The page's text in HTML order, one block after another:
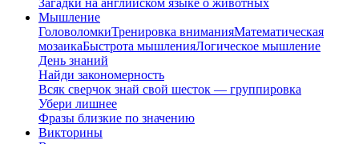
Загадки на английском языке о животных
Мышление
ГоловоломкиТренировка вниманияМатематическая
мозаикаБыстрота мышленияЛогическое мышление
День знаний
Найди закономерность
Всяк сверчок знай свой шесток — группировка
Убери лишнее
Фразы близкие по значению
Викторины